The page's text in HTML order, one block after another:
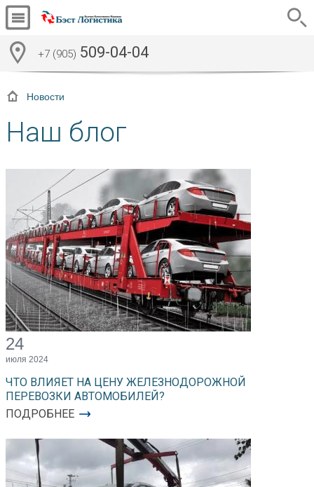
+7 (905) 509-04-04
Новости
Наш блог
24
июля 2024
ЧТО ВЛИЯЕТ НА ЦЕНУ ЖЕЛЕЗНОДОРОЖНОЙ
ПЕРЕВОЗКИ АВТОМОБИЛЕЙ?
ПОДРОБНЕЕ